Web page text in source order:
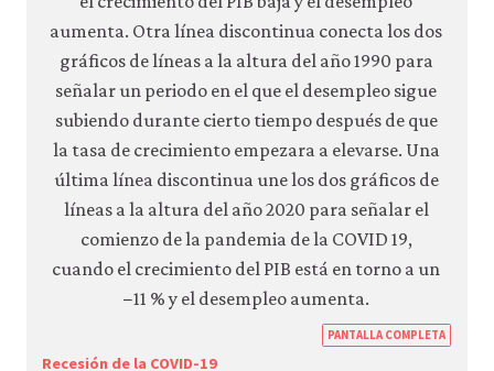
PANTALLA COMPLETA
Recesión de la COVID-19